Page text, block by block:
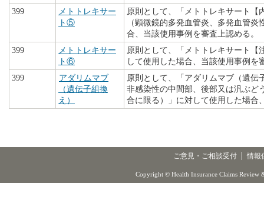
399
メトトレキサー
ト⑤
原則として、「メトトレキサート【
（顕微鏡的多発血管炎、多発血管
合、当該使用事例を審査上認める。
399
メトトレキサー
ト⑥
原則として、「メトトレキサート【
して使用した場合、当該使用事例を
399
アダリムマブ
（遺伝子組換
え）
原則として、「アダリムマブ（遺伝
非感染性の中間部、後部又は汎ぶど
合に限る）」に対して使用した場合
ご意見・ご相談受付 情報
Copyright © Health Insurance Claims Review